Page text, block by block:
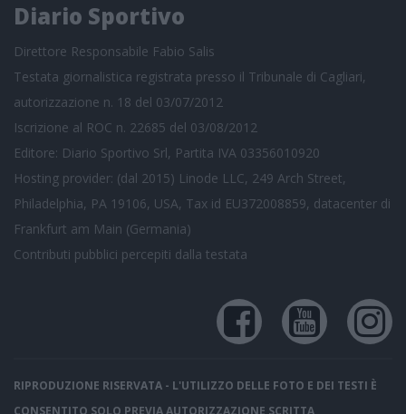
Diario Sportivo
Direttore Responsabile Fabio Salis
Testata giornalistica registrata presso il Tribunale di Cagliari,
autorizzazione n. 18 del 03/07/2012
Iscrizione al ROC n. 22685 del 03/08/2012
Editore: Diario Sportivo Srl, Partita IVA 03356010920
Hosting provider: (dal 2015) Linode LLC, 249 Arch Street,
Philadelphia, PA 19106, USA, Tax id EU372008859, datacenter di
Frankfurt am Main (Germania)
Contributi pubblici percepiti dalla testata
RIPRODUZIONE RISERVATA - L'UTILIZZO DELLE FOTO E DEI TESTI È
CONSENTITO SOLO PREVIA AUTORIZZAZIONE SCRITTA